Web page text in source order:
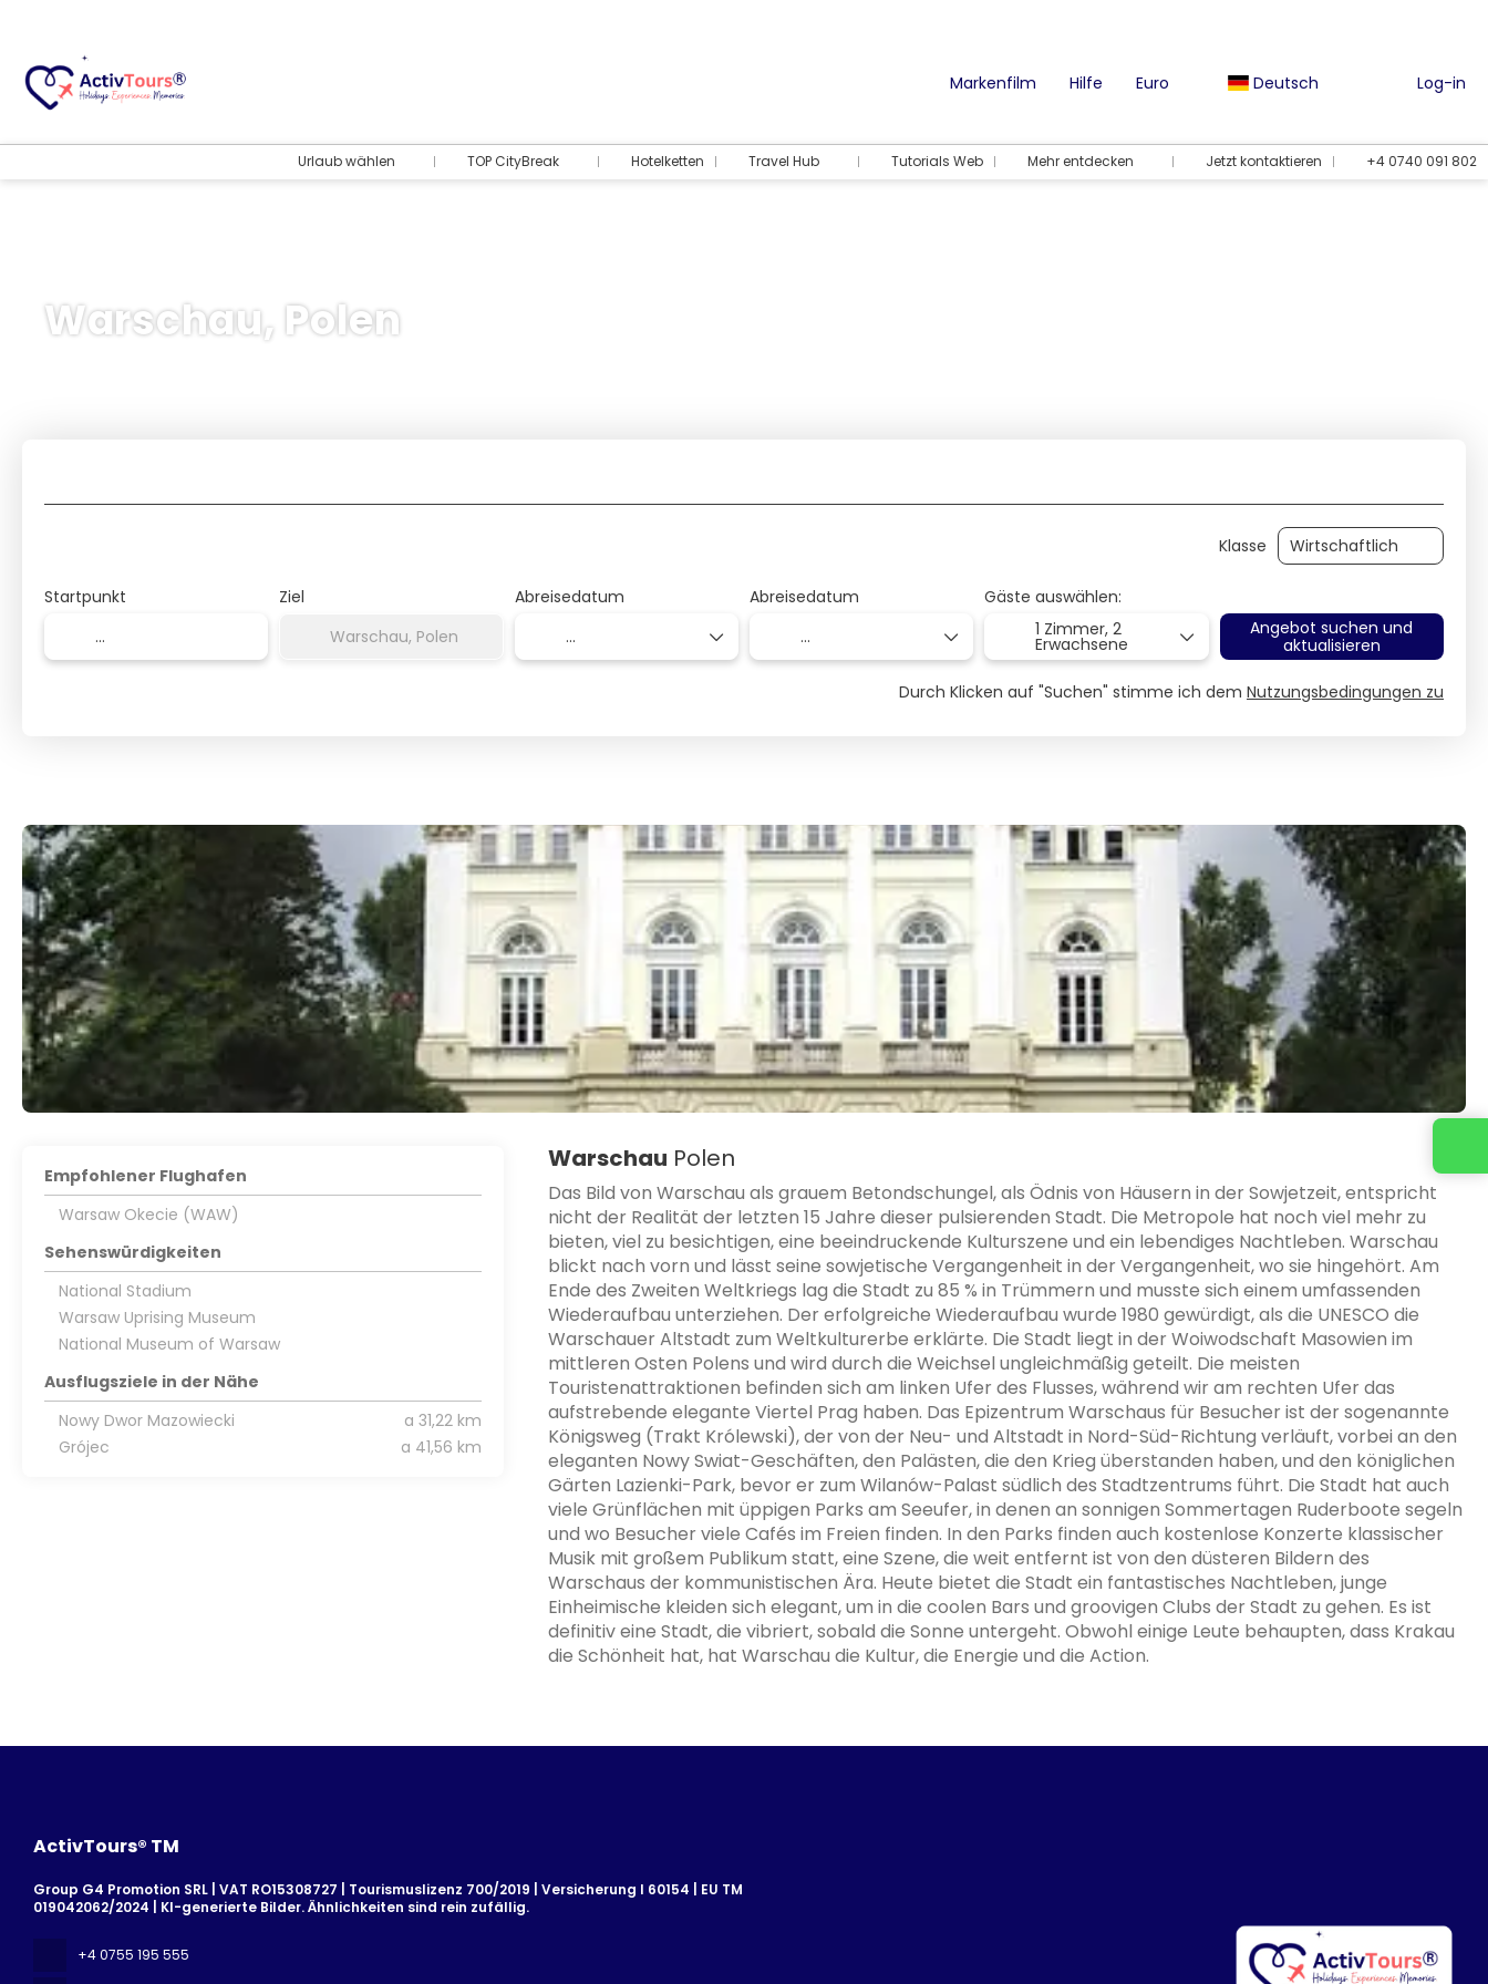
Markenfilm Hilfe Euro Deutsch Log-in
Urlaub wählen TOP CityBreak Hotelketten Travel Hub Tutorials Web Mehr entdecken Jetzt kontaktieren +4 0740 091 802
Warschau, Polen
Klasse
Startpunkt Ziel Abreisedatum Abreisedatum
Gäste auswählen:
1 Zimmer,2
Erwachsene
Angebot suchen und
aktualisieren
Durch Klicken auf "Suchen" stimme ich dem Nutzungsbedingungen zu
Warschau Polen
Das Bild von Warschau als grauem Betondschungel, als Ödnis von Häusern in der Sowjetzeit, entspricht
nicht der Realität der letzten 15 Jahre dieser pulsierenden Stadt. Die Metropole hat noch viel mehr zu
bieten, viel zu besichtigen, eine beeindruckende Kulturszene und ein lebendiges Nachtleben. Warschau
blickt nach vorn und lässt seine sowjetische Vergangenheit in der Vergangenheit, wo sie hingehört. Am
Ende des Zweiten Weltkriegs lag die Stadt zu 85 % in Trümmern und musste sich einem umfassenden
Wiederaufbau unterziehen. Der erfolgreiche Wiederaufbau wurde 1980 gewürdigt, als die UNESCO die
Warschauer Altstadt zum Weltkulturerbe erklärte. Die Stadt liegt in der Woiwodschaft Masowien im
mittleren Osten Polens und wird durch die Weichsel ungleichmäßig geteilt. Die meisten
Touristenattraktionen befinden sich am linken Ufer des Flusses, während wir am rechten Ufer das
aufstrebende elegante Viertel Prag haben. Das Epizentrum Warschaus für Besucher ist der sogenannte
Königsweg (Trakt Królewski), der von der Neu- und Altstadt in Nord-Süd-Richtung verläuft, vorbei an den
eleganten Nowy Swiat-Geschäften, den Palästen, die den Krieg überstanden haben, und den königlichen
Gärten Lazienki-Park, bevor er zum Wilanów-Palast südlich des Stadtzentrums führt. Die Stadt hat auch
viele Grünflächen mit üppigen Parks am Seeufer, in denen an sonnigen Sommertagen Ruderboote segeln
und wo Besucher viele Cafés im Freien finden. In den Parks finden auch kostenlose Konzerte klassischer
Musik mit großem Publikum statt, eine Szene, die weit entfernt ist von den düsteren Bildern des
Warschaus der kommunistischen Ära. Heute bietet die Stadt ein fantastisches Nachtleben, junge
Einheimische kleiden sich elegant, um in die coolen Bars und groovigen Clubs der Stadt zu gehen. Es ist
definitiv eine Stadt, die vibriert, sobald die Sonne untergeht. Obwohl einige Leute behaupten, dass Krakau
die Schönheit hat, hat Warschau die Kultur, die Energie und die Action.
Empfohlener Flughafen
Warsaw Okecie (WAW)
Sehenswürdigkeiten
National Stadium
Warsaw Uprising Museum
National Museum of Warsaw
Ausflugsziele in der Nähe
Nowy Dwor Mazowiecki
a 31,22 km
Grójec
a 41,56 km
ActivTours® TM
Group G4 Promotion SRL | VAT RO15308727 | Tourismuslizenz 700/2019 | Versicherung I 60154 | EU TM
019042062/2024 | KI-generierte Bilder. Ähnlichkeiten sind rein zufällig.
+4 0755 195 555